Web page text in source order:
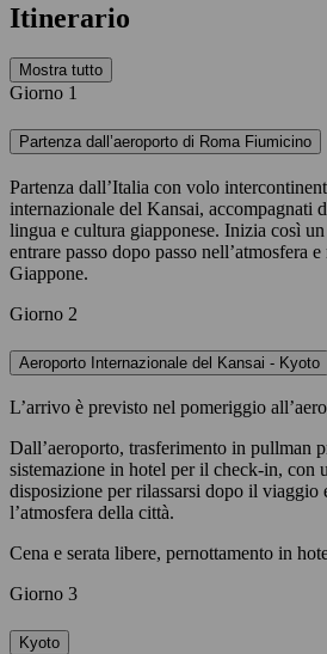
Itinerario
Mostra tutto
Giorno 1
Partenza dall’aeroporto di Roma Fiumicino
Partenza dall’Italia con volo
internazionale del Kansai, accompagnati
lingua e cultura giapponese. Inizia così
entrare passo dopo passo nell’atmosfera
Giappone.
Giorno 2
Aeroporto Internazionale del Kansai - Kyoto
L’arrivo è previsto nel pomeriggio
Dall’aeroporto, trasferimento in pullman
sistemazione in hotel per il check-in, con
disposizione per rilassarsi dopo il viaggio
l’atmosfera della città.
Cena e serata libere, pernottamento in
Giorno 3
Kyoto